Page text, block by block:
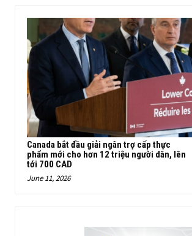
Canada bắt đầu giải ngân trợ cấp thực
phẩm mới cho hơn 12 triệu người dân, lên
tới 700 CAD
June 11, 2026